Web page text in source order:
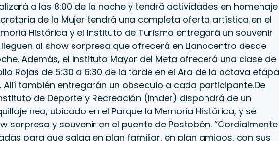
a las 8:00 de la noche y tendrá actividades en homenaje
de la Mujer tendrá una completa oferta artística en el
Histórica y el Instituto de Turismo entregará un souvenir
al show sorpresa que ofrecerá en Llanocentro desde
Además, el Instituto Mayor del Meta ofrecerá una clase de
Rojas de 5:30 a 6:30 de la tarde en el Ara de la octava etapa
Allí también entregarán un obsequio a cada participante.De
de Deporte y Recreación (Imder) dispondrá de un
neo, ubicado en el Parque la Memoria Histórica, y se
sorpresa y souvenir en el puente de Postobón. “Cordialmente
para que salga en plan familiar, en plan amigos, con sus